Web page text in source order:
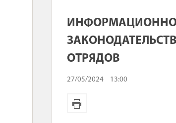
ОТРЯДОВ
27/05/2024 13:00